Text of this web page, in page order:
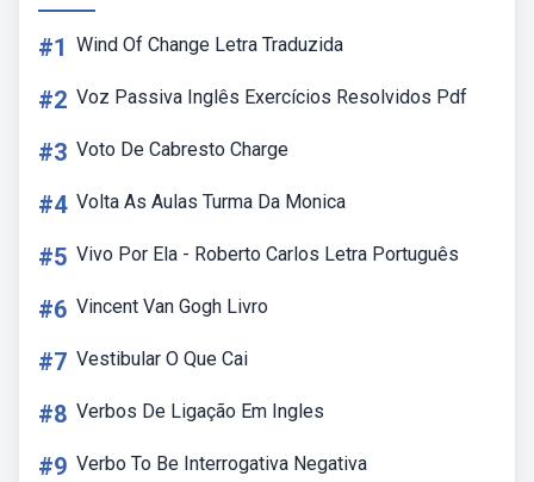
#1 Wind Of Change Letra Traduzida
#2 Voz Passiva Inglês Exercícios Resolvidos Pdf
#3 Voto De Cabresto Charge
#4 Volta As Aulas Turma Da Monica
#5 Vivo Por Ela - Roberto Carlos Letra Português
#6 Vincent Van Gogh Livro
#7 Vestibular O Que Cai
#8 Verbos De Ligação Em Ingles
#9 Verbo To Be Interrogativa Negativa